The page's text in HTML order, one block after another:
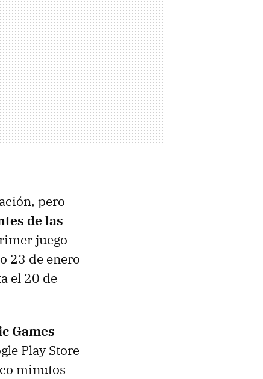
pero
de las
juego
23 de enero
el 20 de
Games
Play Store
minutos